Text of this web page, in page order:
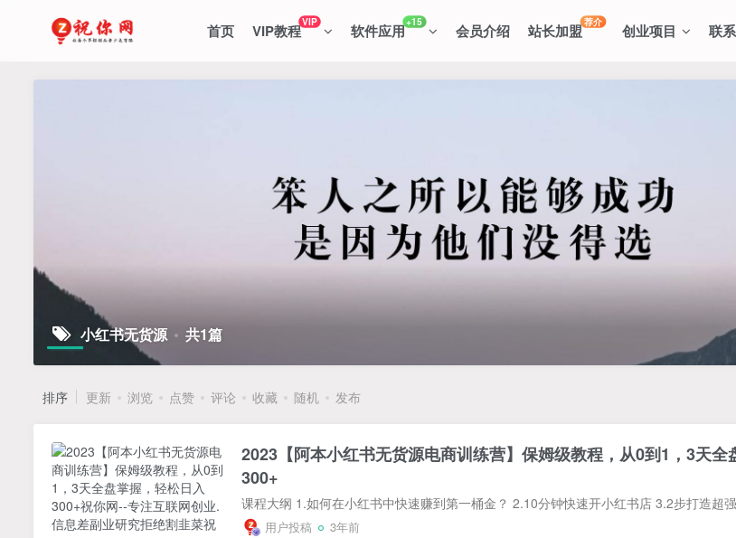
首页 VIP教程VIP 软件应用+15 会员介绍 站长加盟荐介 创业项目 联
小红书无货源 共1篇
排序 更新 浏览 点赞 评论 收藏 随机 发布
2023【阿本小红书无货源电商训练营】保姆级教程，从0到1，3天全
300+
用户投稿 3年前